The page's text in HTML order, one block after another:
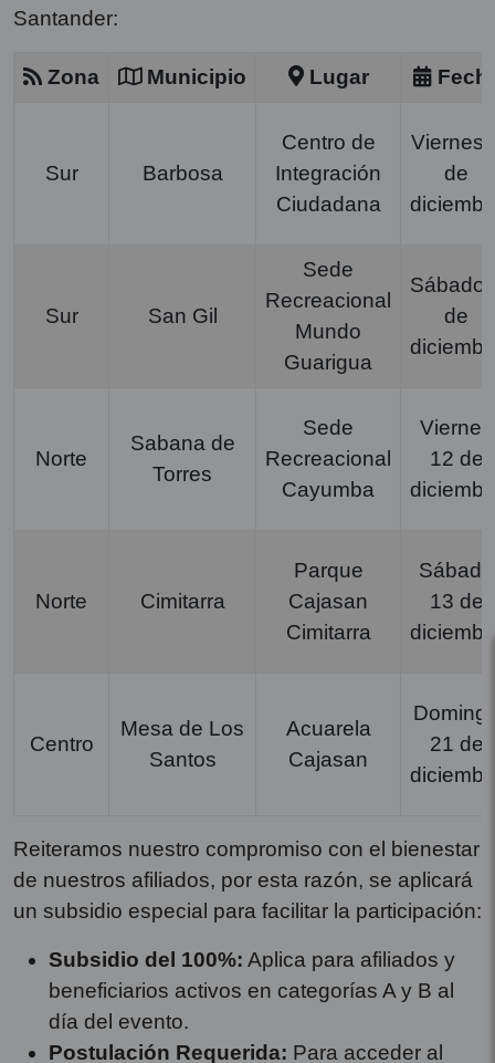
Santander:
Zona Municipio Lugar
Sur Barbosa
Centro de
Integración
Ciudadana
Viernes
de
Sur San Gil
Sede
Recreacional
Mundo
Guarigua
Sábado
de
Norte
Sabana de
Torres
Sede
Recreacional
Cayumba
Viernes
12 de
Norte Cimitarra
Parque
Cajasan
Cimitarra
Sábado
13 de
Centro
Mesa de Los
Santos
Acuarela
Cajasan
21 de
Reiteramos nuestro compromiso con el bienestar
de nuestros afiliados, por esta razón, se aplicará
un subsidio especial para facilitar la participación:
Subsidio del 100%: Aplica para afiliados y
beneficiarios activos en categorías A y B al
día del evento.
Postulación Requerida: Para acceder al